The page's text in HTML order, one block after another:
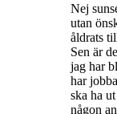
Nej
utan
åldrats
Sen är
jag har
har
ska ha
någon